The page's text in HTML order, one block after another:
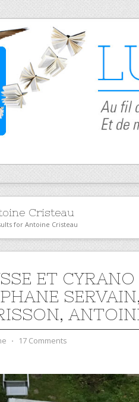
Cristeau
for Antoine Cristeau
ET
⋅ 17 Comments